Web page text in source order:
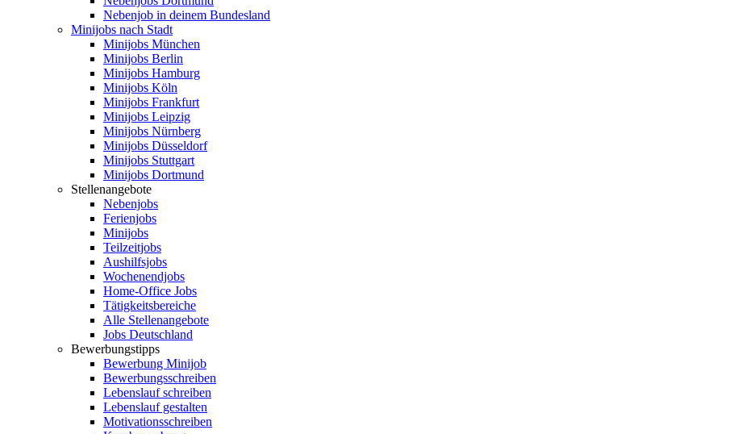
Nebenjob in deinem Bundesland
Minijobs nach Stadt
Minijobs München
Minijobs Berlin
Minijobs Hamburg
Minijobs Köln
Minijobs Frankfurt
Minijobs Leipzig
Minijobs Nürnberg
Minijobs Düsseldorf
Minijobs Stuttgart
Minijobs Dortmund
Stellenangebote
Nebenjobs
Ferienjobs
Minijobs
Teilzeitjobs
Aushilfsjobs
Wochenendjobs
Home-Office Jobs
Tätigkeitsbereiche
Alle Stellenangebote
Jobs Deutschland
Bewerbungstipps
Bewerbung Minijob
Bewerbungsschreiben
Lebenslauf schreiben
Lebenslauf gestalten
Motivationsschreiben